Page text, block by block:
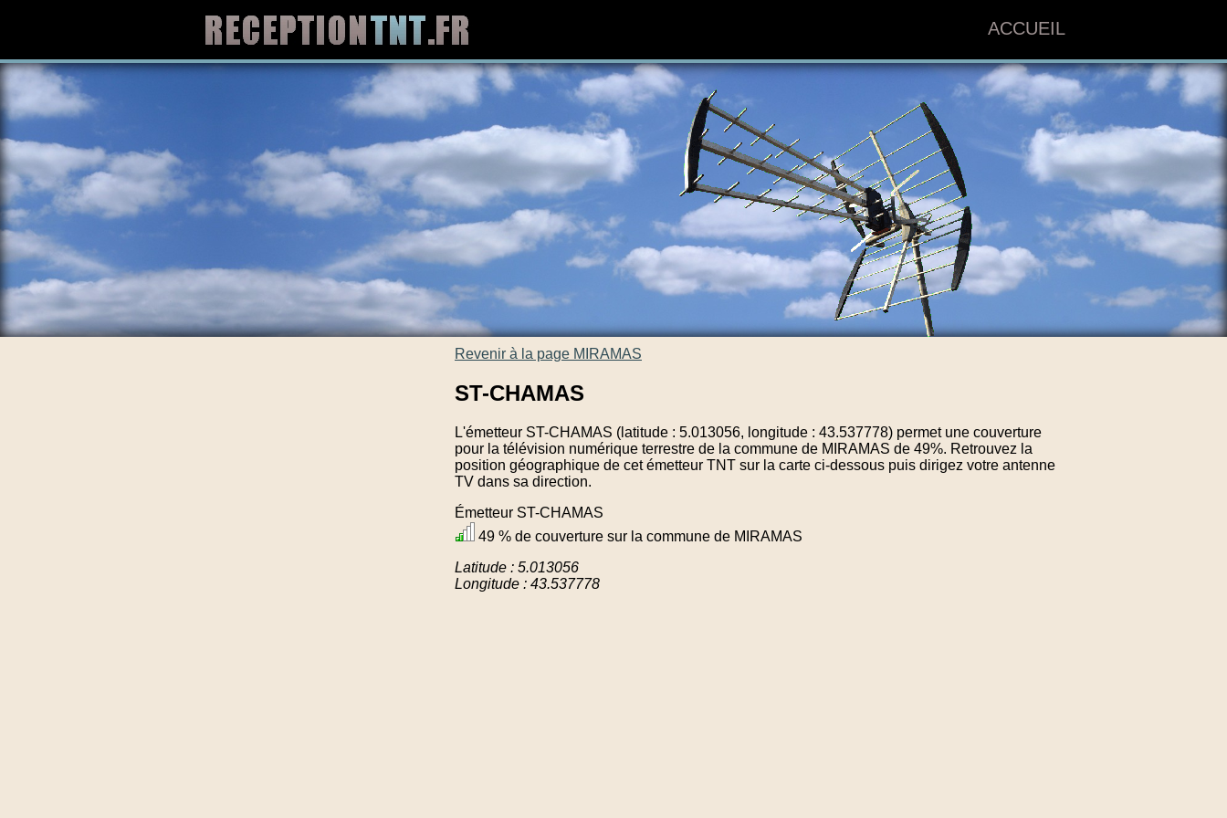
ACCUEIL
Revenir à la page MIRAMAS
ST-CHAMAS
L'émetteur ST-CHAMAS (latitude : 5.013056, longitude : 43.537778) permet une couverture
pour la télévision numérique terrestre de la commune de MIRAMAS de 49%. Retrouvez la
position géographique de cet émetteur TNT sur la carte ci-dessous puis dirigez votre antenne
TV dans sa direction.
Émetteur ST-CHAMAS
49 % de couverture sur la commune de MIRAMAS
Latitude : 5.013056
Longitude : 43.537778